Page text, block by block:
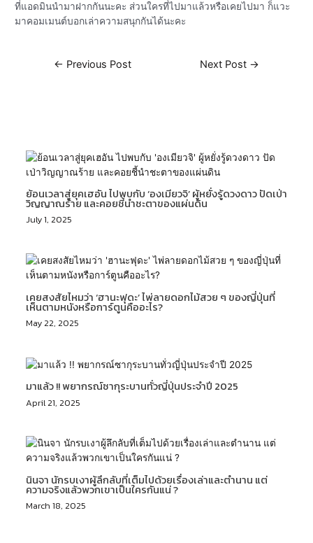
ที่แอดมินนำมาฝากกันนะคะ ส่วนใครที่ไปมาแล้วหรือเคยไปมา ก็แวะ
มาคอมเมนต์บอกเล่าความสนุกกันได้นะคะ
← Previous Post Next Post →
ย้อนเวลาสู่ยุคเฮอัน ไปพบกับ ‘องเมียวจิ’ ผู้หยั่งรู้ดวงดาว ปัดเป่า
วิญญาณร้าย และคอยชี้นำชะตาของแผ่นดิน
July 1, 2025
เคยสงสัยไหมว่า ‘ฮานะฟุดะ’ ไพ่ลายดอกไม้สวย ๆ ของญี่ปุ่นที่
เห็นตามหนังหรือการ์ตูนคืออะไร?
May 22, 2025
มาแล้ว !! พยากรณ์ซากุระบานทั่วญี่ปุ่นประจำปี 2025
April 21, 2025
นินจา นักรบเงาผู้ลึกลับที่เต็มไปด้วยเรื่องเล่าและตำนาน แต่
ความจริงแล้วพวกเขาเป็นใครกันแน่ ?
March 18, 2025